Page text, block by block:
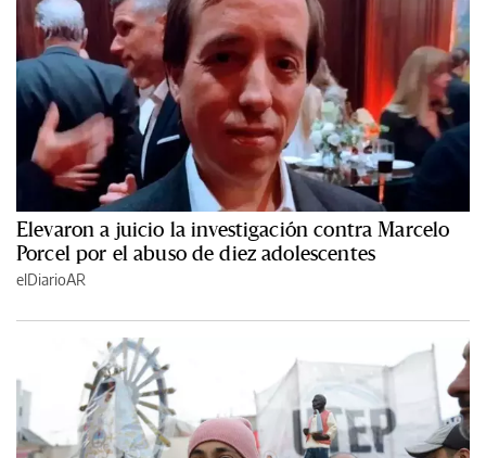
Elevaron a juicio la investigación contra Marcelo
Porcel por el abuso de diez adolescentes
elDiarioAR